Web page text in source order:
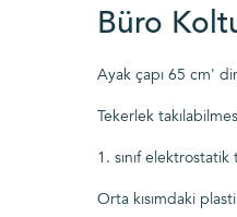
Büro
Ayak çapı 65 cm'
Tekerlek
1. sınıf elektrostatik
Orta kısımdaki